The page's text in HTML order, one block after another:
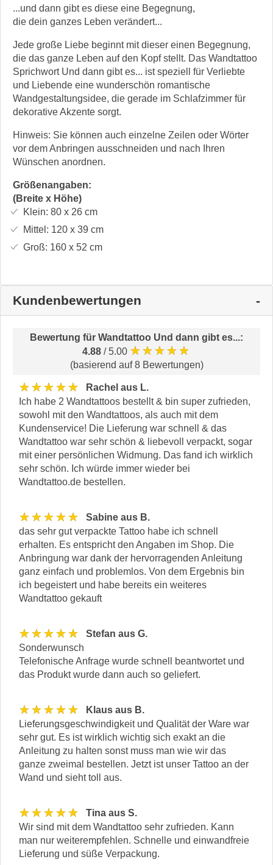
...und dann gibt es diese eine Begegnung,
die dein ganzes Leben verändert...
Jede große Liebe beginnt mit dieser einen Begegnung,
die das ganze Leben auf den Kopf stellt. Das Wandtattoo
Sprichwort Und dann gibt es... ist speziell für Verliebte
und Liebende eine wunderschön romantische
Wandgestaltungsidee, die gerade im Schlafzimmer für
dekorative Akzente sorgt.
Hinweis: Sie können auch einzelne Zeilen oder Wörter
vor dem Anbringen ausschneiden und nach Ihren
Wünschen anordnen.
Größenangaben:
(Breite x Höhe)
Klein: 80 x 26cm
Mittel: 120 x 39 cm
Groß: 160 x 52 cm
Kundenbewertungen
Bewertung für Wandtattoo Und dann gibt es...:
4.88 / 5.00 ★★★★★
(basierend auf 8 Bewertungen)
★★★★★
Rachel aus L.
Ich habe 2 Wandtattoos bestellt & bin super zufrieden,
sowohl mit den Wandtattoos, als auch mit dem
Kundenservice! Die Lieferung war schnell & das
Wandtattoo war sehr schön & liebevoll verpackt, sogar
mit einer persönlichen Widmung. Das fand ich wirklich
sehr schön. Ich würde immer wieder bei
Wandtattoo.de bestellen.
★★★★★
Sabine aus B.
das sehr gut verpackte Tattoo habe ich schnell
erhalten. Es entspricht den Angaben im Shop. Die
Anbringung war dank der hervorragenden Anleitung
ganz einfach und problemlos. Von dem Ergebnis bin
ich begeistert und habe bereits ein weiteres
Wandtattoo gekauft
★★★★★
Stefan aus G.
Sonderwunsch
Telefonische Anfrage wurde schnell beantwortet und
das Produkt wurde dann auch so geliefert.
★★★★★
Klaus aus B.
Lieferungsgeschwindigkeit und Qualität der Ware war
sehr gut. Es ist wirklich wichtig sich exakt an die
Anleitung zu halten sonst muss man wie wir das
ganze zweimal bestellen. Jetzt ist unser Tattoo an der
Wand und sieht toll aus.
★★★★★
Tina aus S.
Wir sind mit dem Wandtattoo sehr zufrieden. Kann
man nur weiterempfehlen. Schnelle und einwandfreie
Lieferung und süße Verpackung.